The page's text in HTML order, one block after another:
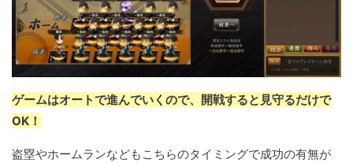
ゲームはオートで進んでいくので、開戦すると見守るだけで
OK！
盗塁やホームランなどもこちらのタイミングで成功の有無が